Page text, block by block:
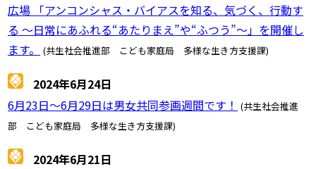
広場 「アンコンシャス・バイアスを知る、気づく、行動す
る ～日常にあふれる“あたりまえ”や“ふつう”～」を開催し
ます。
(共生社会推進部 こども家庭局 多様な生き方支援課)
2024年6月24日
6月23日～6月29日は男女共同参画週間です！ (共生社会推進
部 こども家庭局 多様な生き方支援課)
2024年6月21日